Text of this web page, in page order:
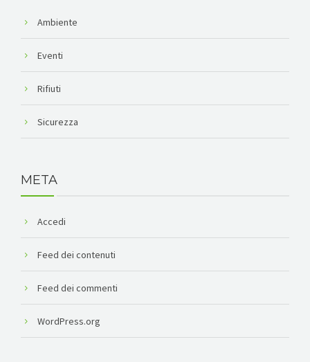
Ambiente
Eventi
Rifiuti
Sicurezza
META
Accedi
Feed dei contenuti
Feed dei commenti
WordPress.org